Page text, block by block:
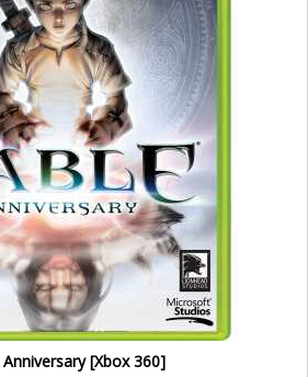
Anniversary [Xbox 360]